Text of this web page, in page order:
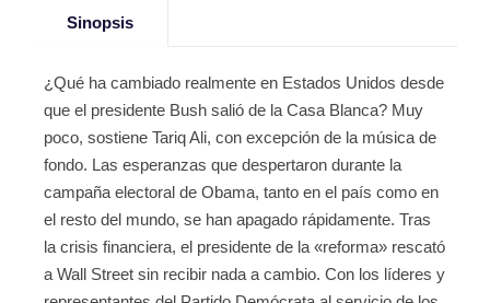
Sinopsis
¿Qué ha cambiado realmente en Estados Unidos desde
que el presidente Bush salió de la Casa Blanca? Muy
poco, sostiene Tariq Ali, con excepción de la música de
fondo. Las esperanzas que despertaron durante la
campaña electoral de Obama, tanto en el país como en
el resto del mundo, se han apagado rápidamente. Tras
la crisis financiera, el presidente de la «reforma» rescató
a Wall Street sin recibir nada a cambio. Con los líderes y